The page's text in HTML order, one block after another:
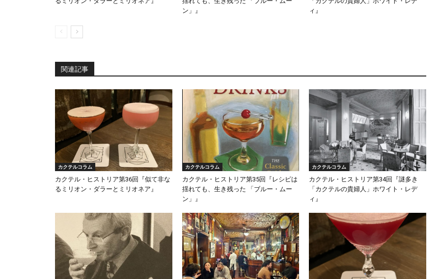
ン」』
ィ』
関連記事
カクテルコラム
カクテル・ヒストリア第36回『似て非な
るミリオン・ダラーとミリオネア』
カクテルコラム
カクテル・ヒストリア第35回『レシピは
揺れても、生き残った 「ブルー・ムー
ン」』
カクテルコラム
カクテル・ヒストリア第34回『謎多き
「カクテルの貴婦人」ホワイト・レデ
ィ』